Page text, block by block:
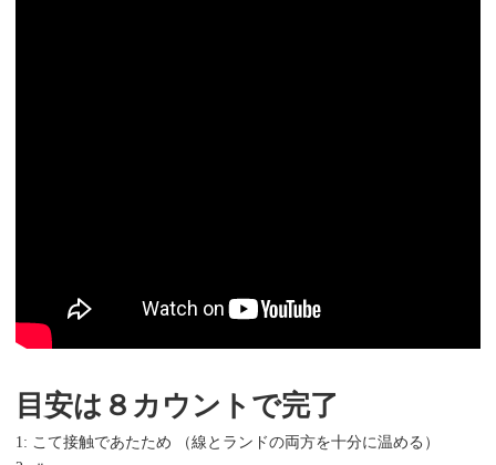
目安は８カウントで完了
1: こて接触であたため （線とランドの両方を十分に温める）